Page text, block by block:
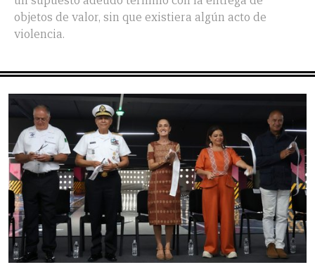
objetos de valor, sin que existiera algún acto de
violencia.